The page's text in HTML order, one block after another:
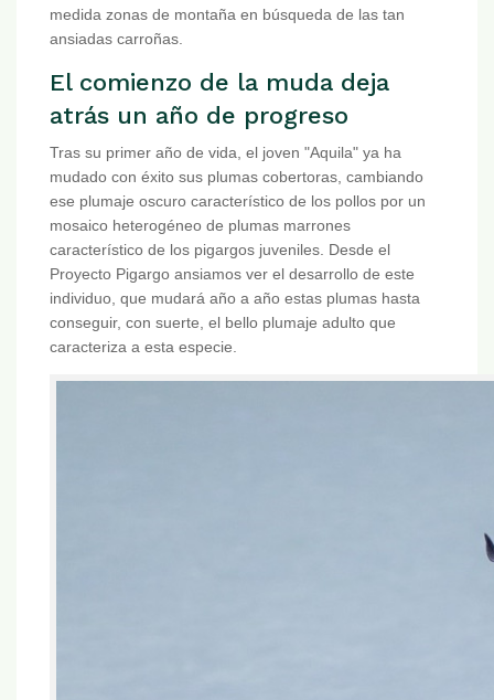
medida zonas de montaña en búsqueda de las tan
ansiadas carroñas.
El comienzo de la muda deja
atrás un año de progreso
Tras su primer año de vida, el joven "Aquila" ya ha
mudado con éxito sus plumas cobertoras, cambiando
ese plumaje oscuro característico de los pollos por un
mosaico heterogéneo de plumas marrones
característico de los pigargos juveniles. Desde el
Proyecto Pigargo ansiamos ver el desarrollo de este
individuo, que mudará año a año estas plumas hasta
conseguir, con suerte, el bello plumaje adulto que
caracteriza a esta especie.